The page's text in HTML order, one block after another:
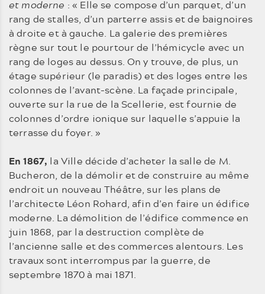
et moderne : « Elle se compose d’un parquet, d’un
rang de stalles, d’un parterre assis et de baignoires
à droite et à gauche. La galerie des premières
règne sur tout le pourtour de l’hémicycle avec un
rang de loges au dessus. On y trouve, de plus, un
étage supérieur (le paradis) et des loges entre les
colonnes de l’avant-scène. La façade principale,
ouverte sur la rue de la Scellerie, est fournie de
colonnes d’ordre ionique sur laquelle s’appuie la
terrasse du foyer. »
En 1867, la Ville décide d’acheter la salle de M.
Bucheron, de la démolir et de construire au même
endroit un nouveau Théâtre, sur les plans de
l’architecte Léon Rohard, afin d’en faire un édifice
moderne. La démolition de l’édifice commence en
juin 1868, par la destruction complète de
l’ancienne salle et des commerces alentours. Les
travaux sont interrompus par la guerre, de
septembre 1870 à mai 1871.